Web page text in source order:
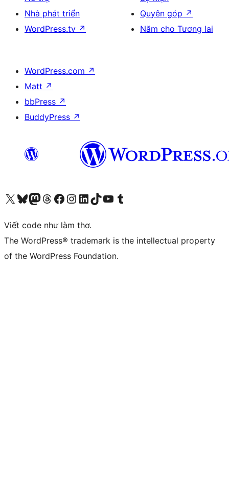
Nhà phát triển
WordPress.tv ↗
Quyên góp ↗
Năm cho Tương lai
WordPress.com ↗
Matt ↗
bbPress ↗
BuddyPress ↗
Truy cập tài khoản X (trước đây là Twitter) của chúng tôiVisit our Bluesky account
Visit our Mastodon account
Visit our Threads account
Xem trang Facebook của chúng tôiTruy cập tài khoản Instagram của chúng tôiTruy cập tài khoản LinkedIn của chúng tôiVisit our TikTok account
Truy cập kênh YouTube của chúng tôi Visit our Tumblr account
Viết code như làm thơ.
The WordPress® trademark is the intellectual property
of the WordPress Foundation.